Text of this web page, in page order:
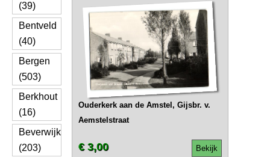
(39)
Bentveld
(40)
Bergen
(503)
Berkhout
(16)
Beverwijk
(203)
Ouderkerk aan de Amstel, Gijsbr. v.
Aemstelstraat
Bekijk
€ 3,00